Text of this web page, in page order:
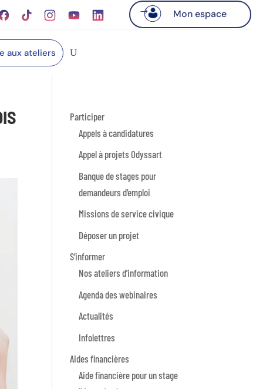
Mon espace
aux ateliers
Participer
Appels à candidatures
Appel à projets Odyssart
Banque de stages pour
demandeurs d’emploi
Missions de service civique
Déposer un projet
S’informer
Nos ateliers d’information
Agenda des webinaires
Actualités
Infolettres
Aides financières
Aide financière pour un stage